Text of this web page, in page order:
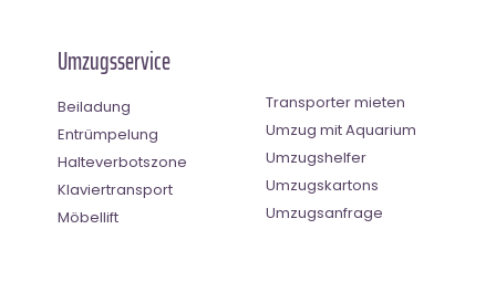
Umzugsservice
Beiladung
Entrümpelung
Halteverbotszone
Klaviertransport
Möbellift
Transporter mieten
Umzug mit Aquarium
Umzugshelfer
Umzugskartons
Umzugsanfrage